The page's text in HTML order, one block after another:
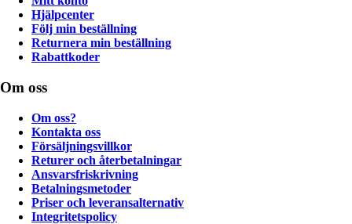
Hjälpcenter
Följ min beställning
Returnera min beställning
Rabattkoder
Om oss
Om oss?
Kontakta oss
Försäljningsvillkor
Returer och återbetalningar
Ansvarsfriskrivning
Betalningsmetoder
Priser och leveransalternativ
Integritetspolicy